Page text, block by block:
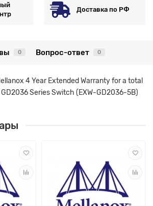
Доставка по РФ
0 Вопрос-ответ 0
4 Year Extended Warranty for a total
Series Switch (EXW-GD2036-5B)